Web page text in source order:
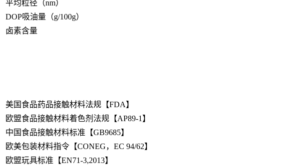
平均粒径（nm）
DOP吸油量（g/100g）
卤素含量
美国食品药品接触材料法规【FDA】
欧盟食品接触材料着色剂法规【AP89-1】
中国食品接触材料标准【GB9685】
欧美包装材料指令【CONEG，EC 94/62】
欧盟玩具标准【EN71-3,2013】